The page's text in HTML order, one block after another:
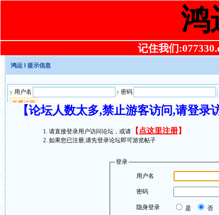
鸿
记住我们
鸿运 ‖ 提示信息
【论坛人数太多,禁止游客访问,请登
请直接登录用户访问论坛，或请 【 点这里注册】
如果您已注册,请先登录论坛即可游览帖子
登录
用户名
密码
隐身登录 是 否